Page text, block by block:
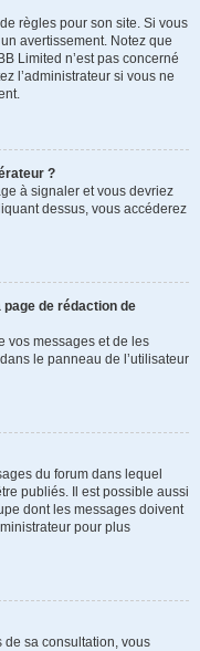
règles pour son site. Si vous
avertissement. Notez que
Limited n’est pas concerné
l’administrateur si vous ne
?
à signaler et vous devriez
dessus, vous accéderez
de rédaction de
vos messages et de les
le panneau de l’utilisateur
du forum dans lequel
publiés. Il est possible aussi
dont les messages doivent
pour plus
de sa consultation, vous